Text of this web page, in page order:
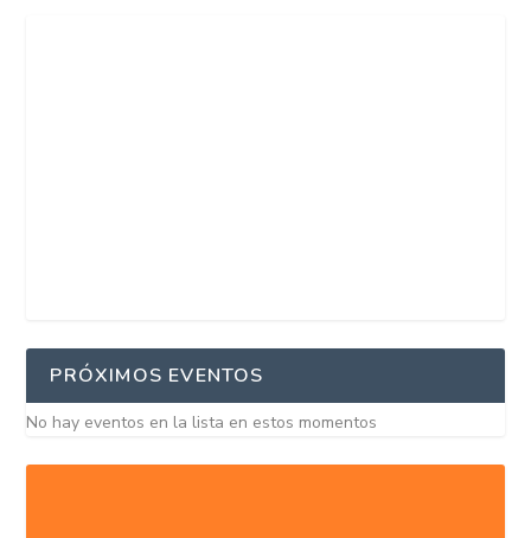
PRÓXIMOS EVENTOS
No hay eventos en la lista en estos momentos